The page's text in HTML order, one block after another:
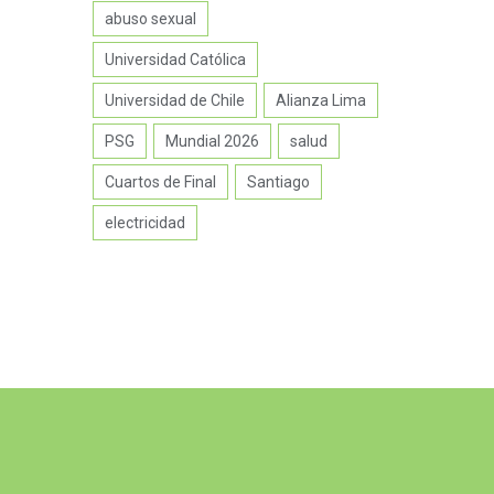
abuso sexual
Universidad Católica
Universidad de Chile Alianza Lima
PSG Mundial 2026 salud
Cuartos de Final Santiago
electricidad